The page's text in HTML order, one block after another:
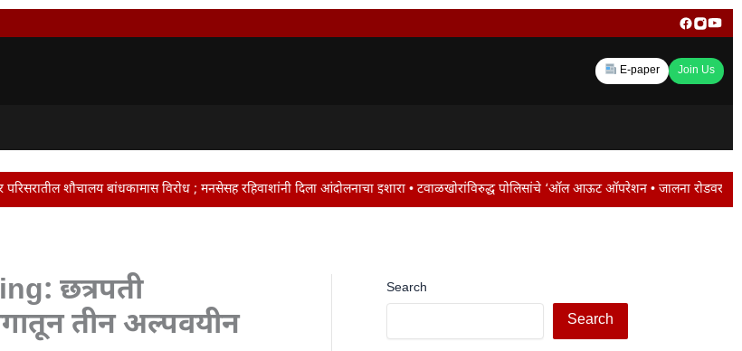
E-paper Join Us
बांधकामास विरोध ; मनसेसह रहिवाशांनी दिला आंदोलनाचा इशारा • टवाळखोरांविरुद्ध पोलिसांचे ‘ऑल आऊट ऑपरेशन • जालना रोडवर ट्रॅफिक जाम ; मोंढा
छत्रपती
तीन अल्पवयीन
Search
Search